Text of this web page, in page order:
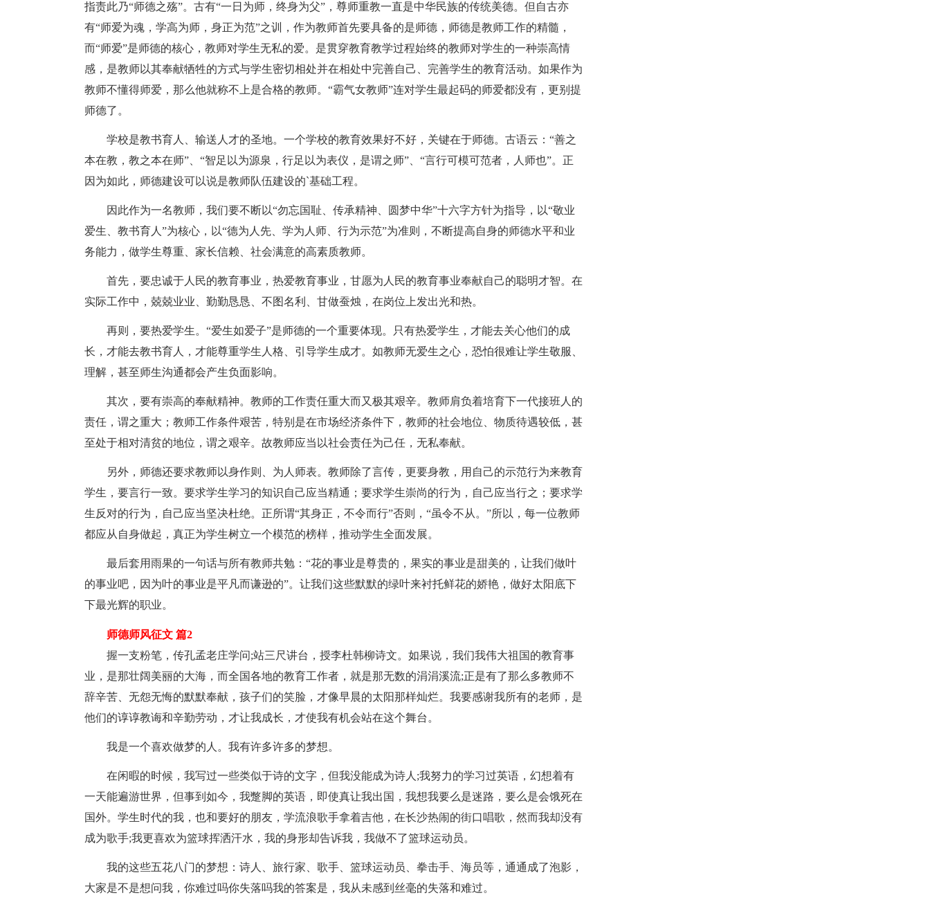
指责此乃“师德之殇”。古有“一日为师，终身为父”，尊师重教一直是中华民族的传统美德。但自古亦
有“师爱为魂，学高为师，身正为范”之训，作为教师首先要具备的是师德，师德是教师工作的精髓，
而“师爱”是师德的核心，教师对学生无私的爱。是贯穿教育教学过程始终的教师对学生的一种崇高情
感，是教师以其奉献牺牲的方式与学生密切相处并在相处中完善自己、完善学生的教育活动。如果作为
教师不懂得师爱，那么他就称不上是合格的教师。“霸气女教师”连对学生最起码的师爱都没有，更别提
师德了。
学校是教书育人、输送人才的圣地。一个学校的教育效果好不好，关键在于师德。古语云：“善之
本在教，教之本在师”、“智足以为源泉，行足以为表仪，是谓之师”、“言行可模可范者，人师也”。正
因为如此，师德建设可以说是教师队伍建设的`基础工程。
因此作为一名教师，我们要不断以“勿忘国耻、传承精神、圆梦中华”十六字方针为指导，以“敬业
爱生、教书育人”为核心，以“德为人先、学为人师、行为示范”为准则，不断提高自身的师德水平和业
务能力，做学生尊重、家长信赖、社会满意的高素质教师。
首先，要忠诚于人民的教育事业，热爱教育事业，甘愿为人民的教育事业奉献自己的聪明才智。在
实际工作中，兢兢业业、勤勤恳恳、不图名利、甘做蚕烛，在岗位上发出光和热。
再则，要热爱学生。“爱生如爱子”是师德的一个重要体现。只有热爱学生，才能去关心他们的成
长，才能去教书育人，才能尊重学生人格、引导学生成才。如教师无爱生之心，恐怕很难让学生敬服、
理解，甚至师生沟通都会产生负面影响。
其次，要有崇高的奉献精神。教师的工作责任重大而又极其艰辛。教师肩负着培育下一代接班人的
责任，谓之重大；教师工作条件艰苦，特别是在市场经济条件下，教师的社会地位、物质待遇较低，甚
至处于相对清贫的地位，谓之艰辛。故教师应当以社会责任为己任，无私奉献。
另外，师德还要求教师以身作则、为人师表。教师除了言传，更要身教，用自己的示范行为来教育
学生，要言行一致。要求学生学习的知识自己应当精通；要求学生崇尚的行为，自己应当行之；要求学
生反对的行为，自己应当坚决杜绝。正所谓“其身正，不令而行”否则，“虽令不从。”所以，每一位教师
都应从自身做起，真正为学生树立一个模范的榜样，推动学生全面发展。
最后套用雨果的一句话与所有教师共勉：“花的事业是尊贵的，果实的事业是甜美的，让我们做叶
的事业吧，因为叶的事业是平凡而谦逊的”。让我们这些默默的绿叶来衬托鲜花的娇艳，做好太阳底下
下最光辉的职业。
师德师风征文 篇2
握一支粉笔，传孔孟老庄学问;站三尺讲台，授李杜韩柳诗文。如果说，我们我伟大祖国的教育事
业，是那壮阔美丽的大海，而全国各地的教育工作者，就是那无数的涓涓溪流;正是有了那么多教师不
辞辛苦、无怨无悔的默默奉献，孩子们的笑脸，才像早晨的太阳那样灿烂。我要感谢我所有的老师，是
他们的谆谆教诲和辛勤劳动，才让我成长，才使我有机会站在这个舞台。
我是一个喜欢做梦的人。我有许多许多的梦想。
在闲暇的时候，我写过一些类似于诗的文字，但我没能成为诗人;我努力的学习过英语，幻想着有
一天能遍游世界，但事到如今，我蹩脚的英语，即使真让我出国，我想我要么是迷路，要么是会饿死在
国外。学生时代的我，也和要好的朋友，学流浪歌手拿着吉他，在长沙热闹的街口唱歌，然而我却没有
成为歌手;我更喜欢为篮球挥洒汗水，我的身形却告诉我，我做不了篮球运动员。
我的这些五花八门的梦想：诗人、旅行家、歌手、篮球运动员、拳击手、海员等，通通成了泡影，
大家是不是想问我，你难过吗你失落吗我的答案是，我从未感到丝毫的失落和难过。